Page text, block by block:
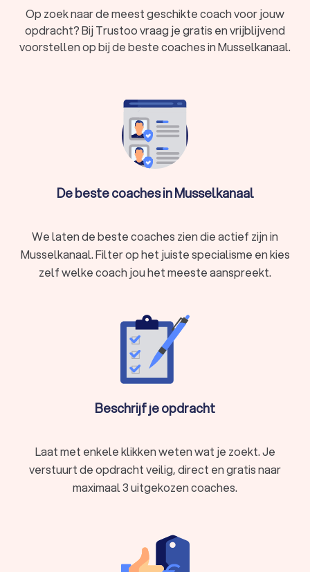
Op zoek naar de meest geschikte coach voor jouw
opdracht? Bij Trustoo vraag je gratis en vrijblijvend
voorstellen op bij de beste coaches in Musselkanaal.
De beste coaches in Musselkanaal
We laten de beste coaches zien die actief zijn in
Musselkanaal. Filter op het juiste specialisme en kies
zelf welke coach jou het meeste aanspreekt.
Beschrijf je opdracht
Laat met enkele klikken weten wat je zoekt. Je
verstuurt de opdracht veilig, direct en gratis naar
maximaal 3 uitgekozen coaches.